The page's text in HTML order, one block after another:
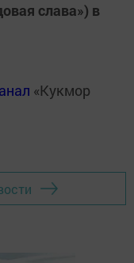
слава») в
«Кукмор